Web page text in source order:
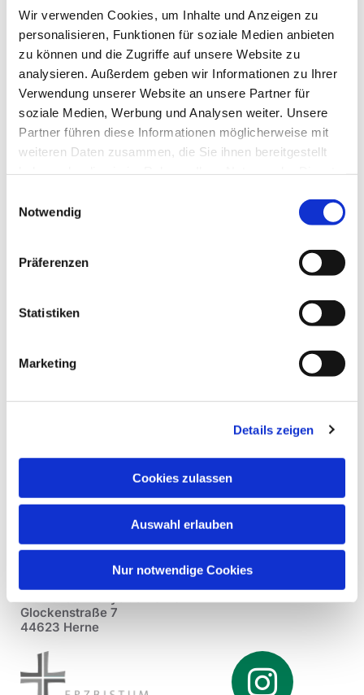
Wir verwenden Cookies, um Inhalte und Anzeigen zu
personalisieren, Funktionen für soziale Medien anbieten
zu können und die Zugriffe auf unsere Website zu
analysieren. Außerdem geben wir Informationen zu Ihrer
Verwendung unserer Website an unsere Partner für
soziale Medien, Werbung und Analysen weiter. Unsere
Partner führen diese Informationen möglicherweise mit
weiteren Daten zusammen, die Sie ihnen bereitgestellt
Notwendig
Präferenzen
Statistiken
Marketing
Details zeigen
Cookies zulassen
Auswahl erlauben
Nur notwendige Cookies
Dienstag, 26. Oktober 2027, 17:30
Uhr
St. Pius Gemeindehaus, Werftstr.
25, 44628 Herne
Glockenstraße 7
44623 Herne